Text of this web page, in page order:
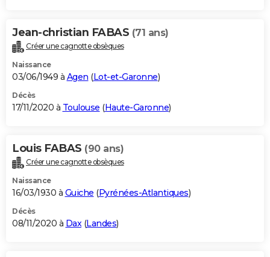
Jean-christian FABAS (71 ans)
Créer une cagnotte obsèques
Naissance
03/06/1949 à Agen (Lot-et-Garonne)
Décès
17/11/2020 à Toulouse (Haute-Garonne)
Louis FABAS (90 ans)
Créer une cagnotte obsèques
Naissance
16/03/1930 à Guiche (Pyrénées-Atlantiques)
Décès
08/11/2020 à Dax(Landes)